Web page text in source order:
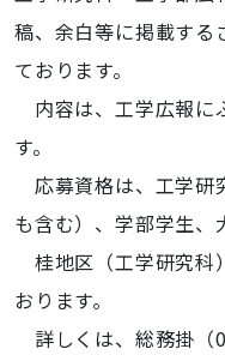
稿、余白等に掲載する
ております。
内容は、工学広報に
す。
応募資格は、工学研
も含む）、学部学生、
桂地区（工学研究科
おります。
詳しくは、総務掛（